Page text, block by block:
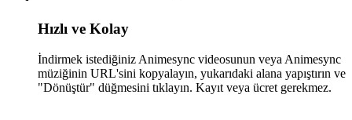
Hızlı ve Kolay
İndirmek istediğiniz Animesync videosunun veya Animesync
müziğinin URL'sini kopyalayın, yukarıdaki alana yapıştırın ve
"Dönüştür" düğmesini tıklayın. Kayıt veya ücret gerekmez.